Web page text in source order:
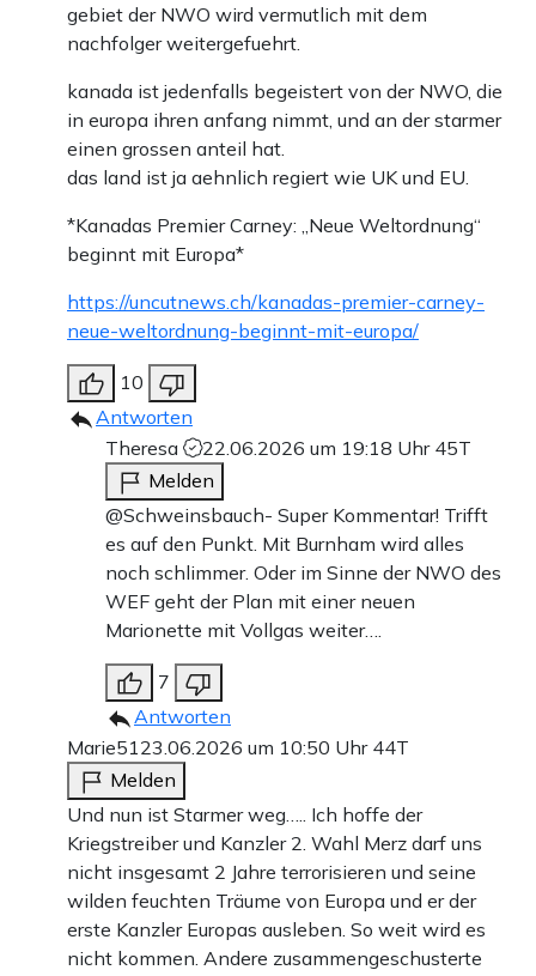
gebiet der NWO wird vermutlich mit dem
nachfolger weitergefuehrt.
kanada ist jedenfalls begeistert von der NWO, die
in europa ihren anfang nimmt, und an der starmer
einen grossen anteil hat.
das land ist ja aehnlich regiert wie UK und EU.
*Kanadas Premier Carney: „Neue Weltordnung“
beginnt mit Europa*
https://uncutnews.ch/kanadas-premier-carney-
neue-weltordnung-beginnt-mit-europa/
10
Antworten
Theresa
22.06.2026 um 19:18 Uhr 45T
Melden
@Schweinsbauch- Super Kommentar! Trifft
es auf den Punkt. Mit Burnham wird alles
noch schlimmer. Oder im Sinne der NWO des
WEF geht der Plan mit einer neuen
Marionette mit Vollgas weiter….
7
Antworten
Marie5123.06.2026 um 10:50 Uhr 44T
Melden
Und nun ist Starmer weg….. Ich hoffe der
Kriegstreiber und Kanzler 2. Wahl Merz darf uns
nicht insgesamt 2 Jahre terrorisieren und seine
wilden feuchten Träume von Europa und er der
erste Kanzler Europas ausleben. So weit wird es
nicht kommen. Andere zusammengeschusterte